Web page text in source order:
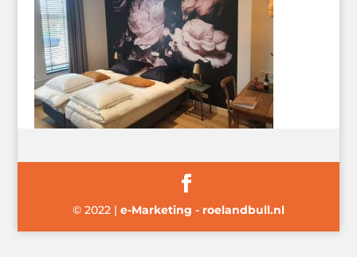
© 2022 | e-Marketing - roelandbull.nl